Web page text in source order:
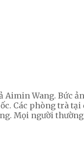
Aimin Wang. Bức
Các phòng trà
Mọi người